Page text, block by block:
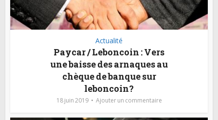
Actualité
Paycar / Leboncoin : Vers
une baisse des arnaques au
chèque de banque sur
leboncoin?
18 juin 2019 Ajouter un commentaire